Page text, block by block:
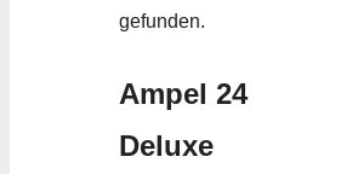
gefunden.
Ampel 24
Deluxe